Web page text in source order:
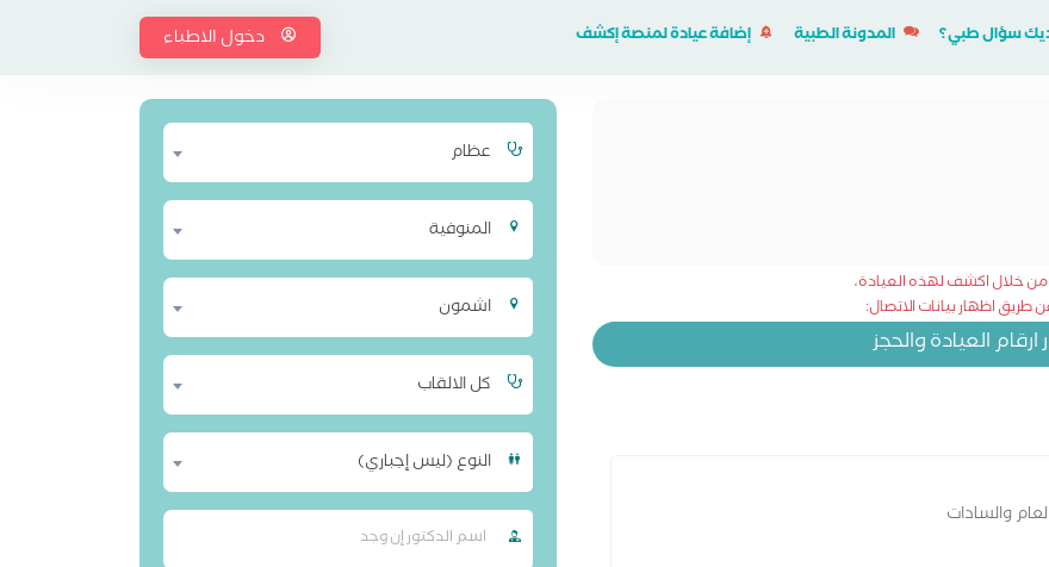
سؤال طبي؟ المدونة الطبية إضافة عيادة لمنصة إكشف دخول الاطباء
من خلال اكشف لهذه العيادة،
اظهار بيانات الاتصال:
العيادة والحجز
والسادات
عظام
المنوفية
اشمون
كل الالقاب
النوع (ليس إجباري)